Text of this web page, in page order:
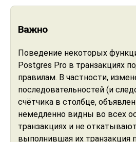
Важно
Поведение некоторых
Postgres Pro в транзакциях
правилам. В частности,
последовательностей (и
счётчика в столбце,
немедленно видны во всех
транзакциях и не
выполнившая их транзакция